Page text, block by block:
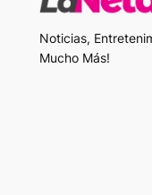
Noticias,
Mucho Más!